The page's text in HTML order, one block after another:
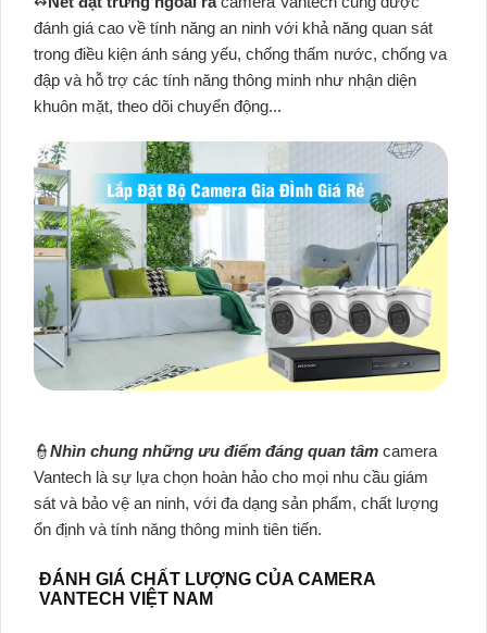
đánh giá cao về tính năng an ninh với khả năng quan sát
trong điều kiện ánh sáng yếu, chống thấm nước, chống va
đập và hỗ trợ các tính năng thông minh như nhận diện
khuôn mặt, theo dõi chuyển động...
👮Nhìn chung những ưu điểm đáng quan tâm camera
Vantech là sự lựa chọn hoàn hảo cho mọi nhu cầu giám
sát và bảo vệ an ninh, với đa dạng sản phẩm, chất lượng
ổn định và tính năng thông minh tiên tiến.
ĐÁNH GIÁ CHẤT LƯỢNG CỦA CAMERA
VANTECH VIỆT NAM